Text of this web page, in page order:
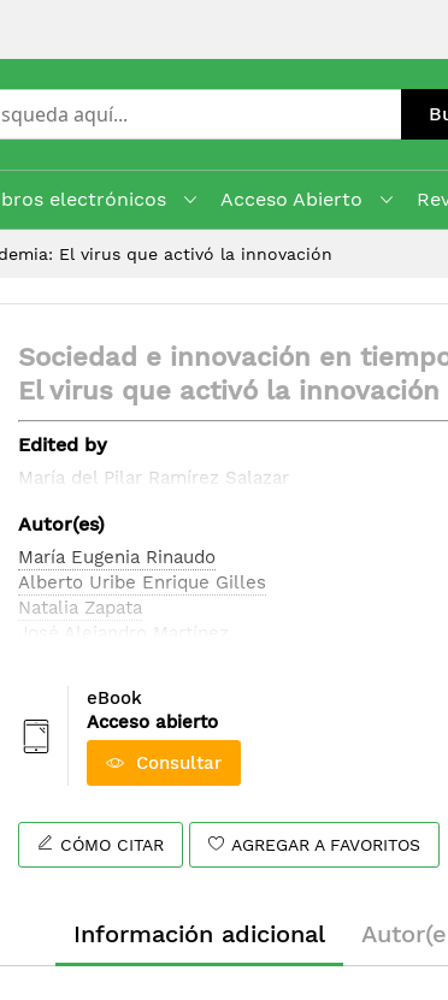
electrónicos Acceso Abierto
El virus que activó la innovación
Sociedad e innovación en
El virus que activó la innovación
Edited by
María del Pilar Ramírez Salazar
Autor(es)
María Eugenia Rinaudo
Alberto Uribe Enrique Gilles
Natalia Zapata
José Alejandro Martínez
Sandra Ujueta Diego Cardona
Iván Rodrigo Ramírez Vargas
Fred Davinson Contreras Palacios
Raúl Andrés Tabarquino Muñoz
Sandra Jennina Sánchez Perdomo
Óscar Orlando Martínez Ladino
Diego Rafael Roberto Cabrera Moya
María de Pilar Ramírez
William Alonso Morales Cely
eBook
Acceso abierto
Consultar
CÓMO CITAR AGREGAR A FAVORITOS
Información adicional